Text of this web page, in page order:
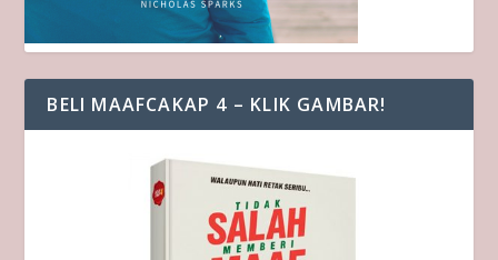
BELI MAAFCAKAP 4 – KLIK GAMBAR!